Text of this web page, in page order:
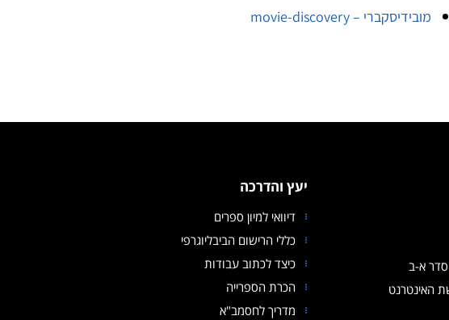
מובידיסקברי – movie-discovery
סדר א-ב
האינטרנט
יעץ והדרכה
דיוואי למיון ספרים
כללי הרישום הביבליוגרפי
כיצד לכתוב עבודות
הכרת הספרייה
מדריך לחסמב"א
קובץ מסוג PDF